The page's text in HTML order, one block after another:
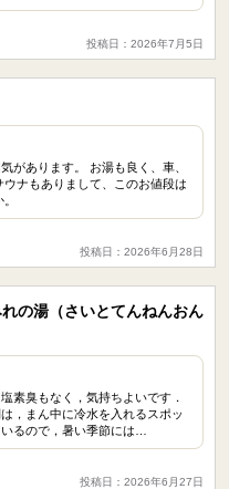
投稿日：2026年7月5日
があります。 お湯も良く、車、
ナもありまして、このお値段は
投稿日：2026年6月28日
の湯（さいとてんねんおん
素臭もなく，気持ちよいです．
，まん中に冷水を入れるスポッ
るので，暑い季節には…
投稿日：2026年6月27日